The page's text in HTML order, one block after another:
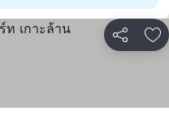
Compartir